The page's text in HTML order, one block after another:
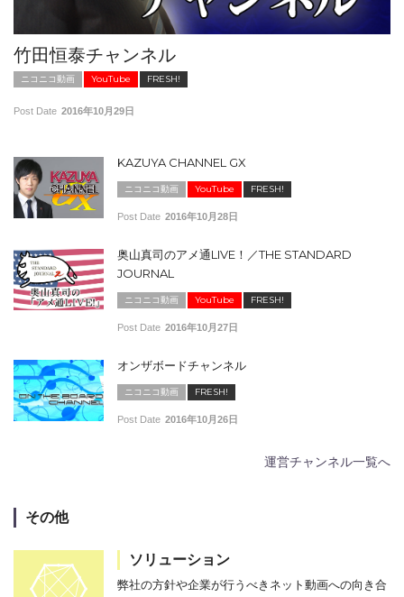
竹田恒泰チャンネル
ニコニコ動画 YouTube FRESH!
Post Date 2016年10月29日
KAZUYA CHANNEL GX
ニコニコ動画 YouTube FRESH!
Post Date 2016年10月28日
奥山真司のアメ通LIVE！／THE STANDARD
JOURNAL
ニコニコ動画 YouTube FRESH!
Post Date 2016年10月27日
オンザボードチャンネル
ニコニコ動画 FRESH!
Post Date 2016年10月26日
運営チャンネル一覧へ
その他
ソリューション
弊社の方針や企業が行うべきネット動画への向き合